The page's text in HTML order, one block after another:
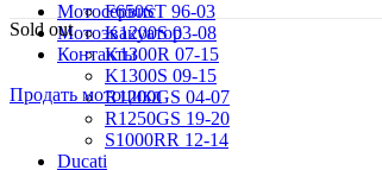
F650ST 96-03
K1200S 03-08
K1300R 07-15
K1300S 09-15
R1200GS 04-07
R1250GS 19-20
S1000RR 12-14
Ducati
Мотосервис
Мотоэвакуатор
Контакты
Продать мотоцикл
Sold out